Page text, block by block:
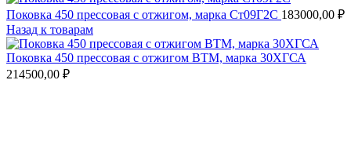
Поковка 450 прессовая с отжигом, марка Ст09Г2С 183000,00 ₽
Назад к товарам
Поковка 450 прессовая с отжигом ВТМ, марка 30ХГСА
214500,00 ₽